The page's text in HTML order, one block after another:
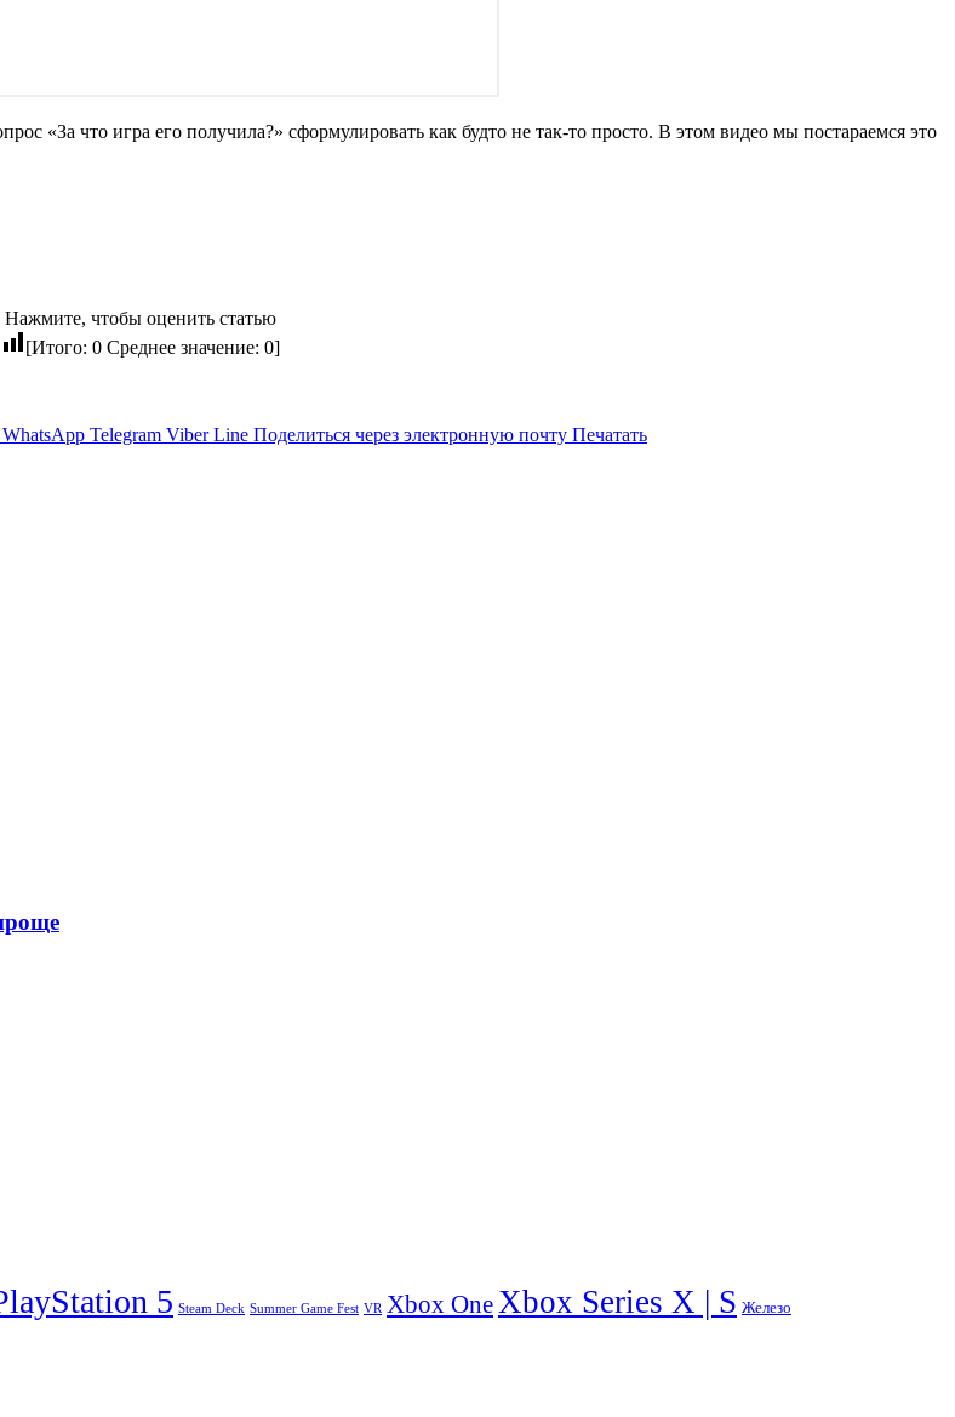
«За что игра его получила?» сформулировать как будто не так-то просто. В этом видео мы постараемся это
Нажмите, чтобы оценить статью
[Итого: 0 Среднее значение: 0]
WhatsApp Telegram Viber Line Поделиться через электронную почту Печатать
5 Steam Deck Summer Game Fest VR Xbox OneXbox Series X | S Железо